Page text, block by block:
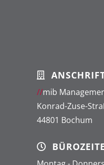
//mib
Konrad-Zuse-
44801 Bochum